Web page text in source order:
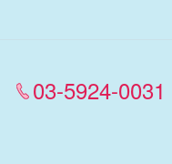
03-5924-0031